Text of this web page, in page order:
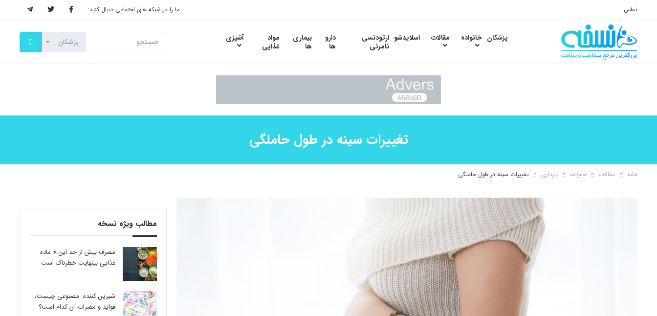
تماس ما را در شبکه های اجتماعی دنبال کنید:
پزشکان خانواده مقالات اسلایدشو ارتودنسی
نامرئی
دارو
ها
بیماری
ها
مواد
غذایی
آشپزی
تغییرات سینه در طول حاملگی
خانه مقالات خانواده بارداری تغییرات سینه در طول حاملگی
مطالب ویژه نسخه
مصرف بیش از حد این 8 ماده
غذایی بینهایت خطرناک است
شیرین کننده مصنوعی چیست،
فواید و مضرات آن کدام است؟